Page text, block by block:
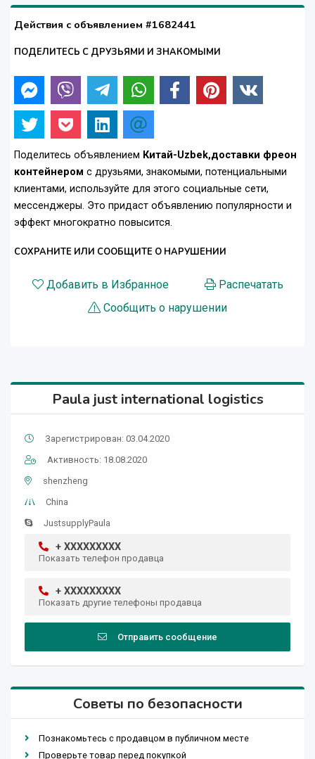
Действия с объявлением #1682441
ПОДЕЛИТЕСЬ С ДРУЗЬЯМИ И ЗНАКОМЫМИ
Поделитесь объявлением Китай-Uzbek,доставки фреон
контейнером с друзьями, знакомыми, потенциальными
клиентами, используйте для этого социальные сети,
мессенджеры. Это придаст объявлению популярности и
эффект многократно повысится.
СОХРАНИТЕ ИЛИ СООБЩИТЕ О НАРУШЕНИИ
Добавить в Избранное
Распечатать
Сообщить о нарушении
Paula just international logistics
Зарегистрирован: 03.04.2020
Активность: 18.08.2020
shenzheng
China
JustsupplyPaula
+ XXXXXXXXX
Показать телефон продавца
+ XXXXXXXXX
Показать другие телефоны продавца
Отправить сообщение
Советы по безопасности
Познакомьтесь с продавцом в публичном месте
Проверьте товар перед покупкой